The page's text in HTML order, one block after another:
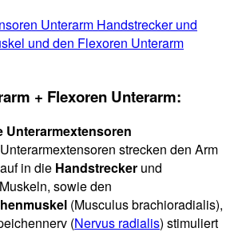
+ Flexoren Unterarm:
Unterarmextensoren
strecken den Arm
in die Handstrecker und
sowie den
(Musculus brachioradialis),
(Nervus radialis) stimuliert